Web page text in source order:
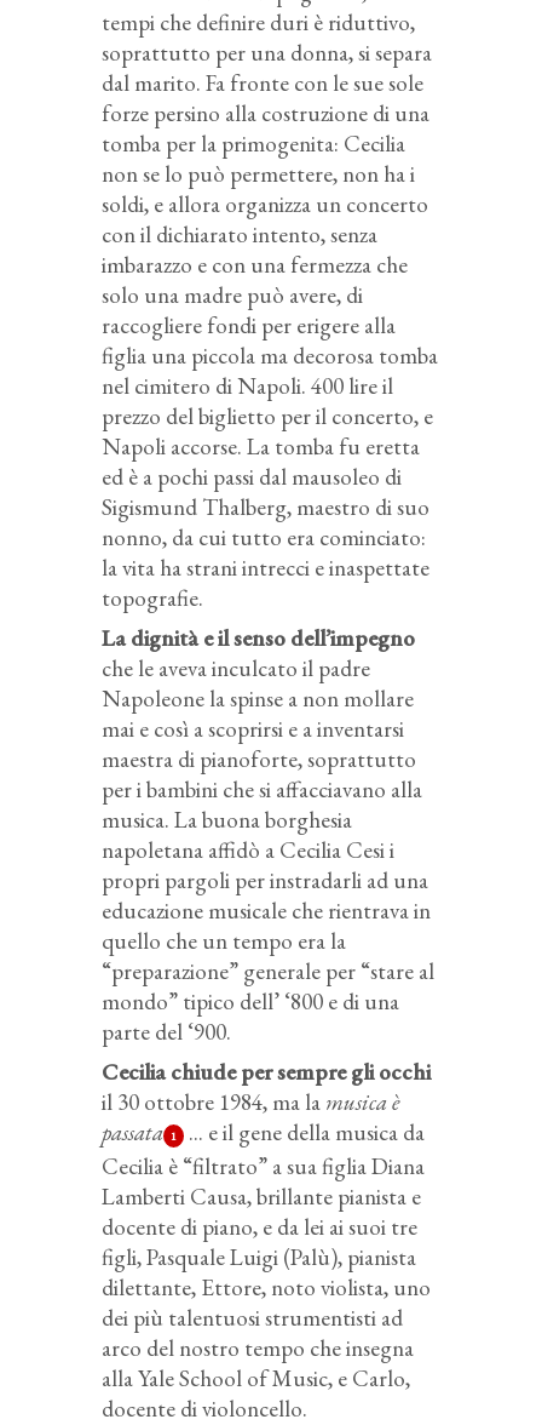
tempi che definire duri è riduttivo,
soprattutto per una donna, si separa
dal marito. Fa fronte con le sue sole
forze persino alla costruzione di una
tomba per la primogenita: Cecilia
non se lo può permettere, non ha i
soldi, e allora organizza un concerto
con il dichiarato intento, senza
imbarazzo e con una fermezza che
solo una madre può avere, di
raccogliere fondi per erigere alla
figlia una piccola ma decorosa tomba
nel cimitero di Napoli. 400 lire il
prezzo del biglietto per il concerto, e
Napoli accorse. La tomba fu eretta
ed è a pochi passi dal mausoleo di
Sigismund Thalberg, maestro di suo
nonno, da cui tutto era cominciato:
la vita ha strani intrecci e inaspettate
topografie.
La dignità e il senso dell’impegno
che le aveva inculcato il padre
Napoleone la spinse a non mollare
mai e così a scoprirsi e a inventarsi
maestra di pianoforte, soprattutto
per i bambini che si affacciavano alla
musica. La buona borghesia
napoletana affidò a Cecilia Cesi i
propri pargoli per instradarli ad una
educazione musicale che rientrava in
quello che un tempo era la
“preparazione” generale per “stare al
mondo” tipico dell’ ‘800 e di una
parte del ‘900.
Cecilia chiude per sempre gli occhi
il 30 ottobre 1984, ma la musica è
passata 1
... e il gene della musica da
Cecilia è “filtrato” a sua figlia Diana
Lamberti Causa, brillante pianista e
docente di piano, e da lei ai suoi tre
figli, Pasquale Luigi (Palù), pianista
dilettante, Ettore, noto violista, uno
dei più talentuosi strumentisti ad
arco del nostro tempo che insegna
alla Yale School of Music, e Carlo,
docente di violoncello.